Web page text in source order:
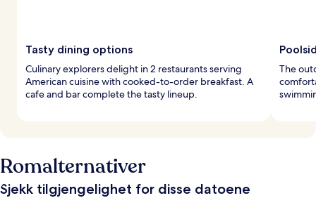
Tasty dining options
Culinary explorers delight in 2 restaurants serving
American cuisine with cooked-to-order breakfast. A
cafe and bar complete the tasty lineup.
The
Romalternativer
Sjekk tilgjengelighet for disse datoene